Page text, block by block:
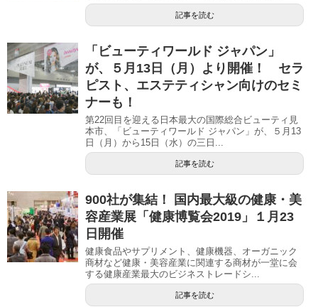
記事を読む
「ビューティワールド ジャパン」
が、５月13日（月）より開催！ セラ
ピスト、エステティシャン向けのセミ
ナーも！
第22回目を迎える日本最大の国際総合ビューティ見
本市、「ビューティワールド ジャパン」が、５月13
日（月）から15日（水）の三日...
記事を読む
900社が集結！ 国内最大級の健康・美
容産業展「健康博覧会2019」１月23
日開催
健康食品やサプリメント、健康機器、オーガニック
商材など健康・美容産業に関連する商材が一堂に会
する健康産業最大のビジネストレードシ...
記事を読む